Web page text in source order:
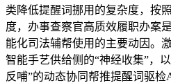
类降低提醒词挪用的复杂度，按
度，办事查察官高质效履职办案
能化司法辅帮使用的主要动因。
智能手艺供给侧的“神经收集”，
反哺”的动态协同帮推提醒词驱检